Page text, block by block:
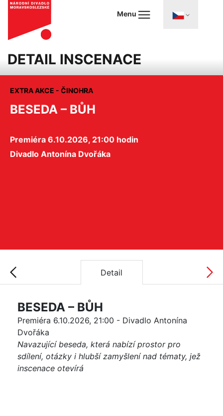
Menu
DETAIL INSCENACE
EXTRA AKCE - ČINOHRA
BESEDA – BŮH
Premiéra 6.10.2026, 21:00 hodin
Divadlo Antonína Dvořáka
Detail
BESEDA – BŮH
Premiéra 6.10.2026, 21:00 - Divadlo Antonína
Dvořáka
Navazující beseda, která nabízí prostor pro
sdílení, otázky i hlubší zamyšlení nad tématy, jež
inscenace otevírá